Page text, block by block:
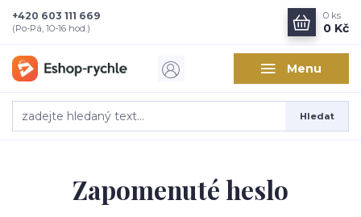
Menu
Hledat
+420 603 111 669
(Po-Pá, 10-16 hod.)
0 ks
0 Kč
Zapomenuté heslo